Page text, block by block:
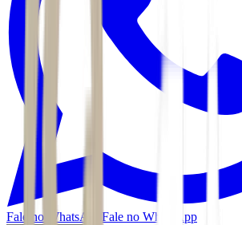
Fale no WhatsApp Fale no WhatsApp